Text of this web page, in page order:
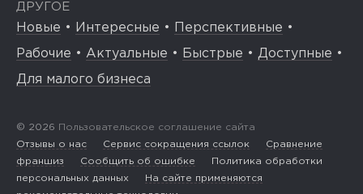
ДРУГОЕ
Новые • Интересные • Перспективные •
Рабочие • Актуальные • Быстрые • Доступные •
Для малого бизнеса
© 2026 Пользовательское соглашение сайта
Отзывы о нас
Сервис сокращения ссылок
Сравнение
франшиз
Сообщить об ошибке
Политика обработки
персональных данных
На сайте применяются